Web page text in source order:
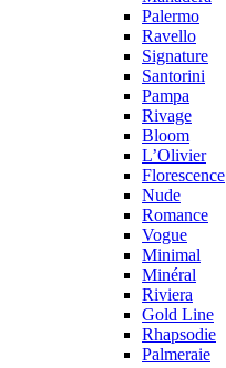
Palermo
Ravello
Signature
Santorini
Pampa
Rivage
Bloom
L’Olivier
Florescence
Nude
Romance
Vogue
Minimal
Minéral
Riviera
Gold Line
Rhapsodie
Palmeraie